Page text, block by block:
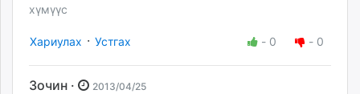
хүмүүс
Хариулах · Устгах - 0 - 0
Зочин · 2013/04/25